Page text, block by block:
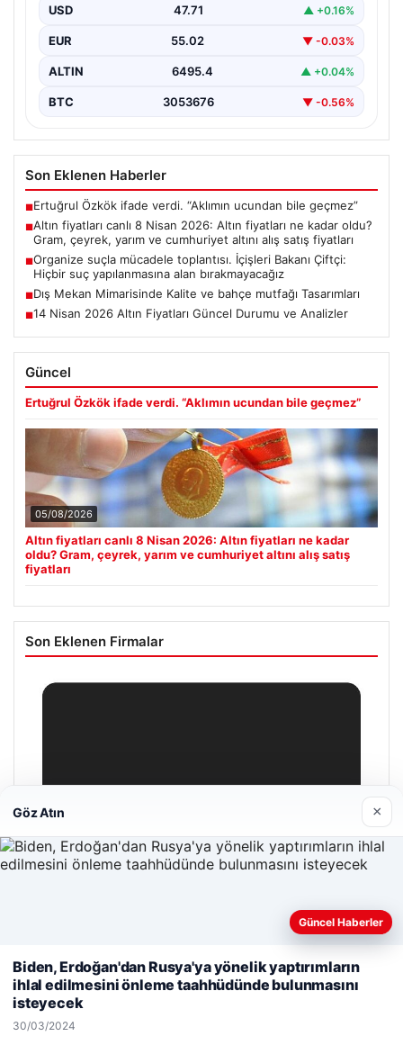
fiyatları
USD 47.71 ▲ +0.16%
EUR 55.02 ▼ -0.03%
ALTIN 6495.4 ▲ +0.04%
BTC 3053676 ▼ -0.56%
Son Eklenen Haberler
■Ertuğrul Özkök ifade verdi. “Aklımın ucundan bile geçmez”
■Altın fiyatları canlı 8 Nisan 2026: Altın fiyatları ne kadar oldu?
Gram, çeyrek, yarım ve cumhuriyet altını alış satış fiyatları
■Organize suçla mücadele toplantısı. İçişleri Bakanı Çiftçi:
Hiçbir suç yapılanmasına alan bırakmayacağız
■Dış Mekan Mimarisinde Kalite ve bahçe mutfağı Tasarımları
■14 Nisan 2026 Altın Fiyatları Güncel Durumu ve Analizler
Güncel
Ertuğrul Özkök ifade verdi. “Aklımın ucundan bile geçmez”
05/08/2026
Altın fiyatları canlı 8 Nisan 2026: Altın fiyatları ne kadar
oldu? Gram, çeyrek, yarım ve cumhuriyet altını alış satış
fiyatları
Son Eklenen Firmalar
Hastaş Beton
deneyiminizi kişiselleştirmek ve geliştirmek amacıyla çerezler
kullanıyoruz.Çerez Politikamız
Reddet
Göz Atın ×
Güncel Haberler
Biden, Erdoğan'dan Rusya'ya yönelik yaptırımların
ihlal edilmesini önleme taahhüdünde bulunmasını
isteyecek
30/03/2024